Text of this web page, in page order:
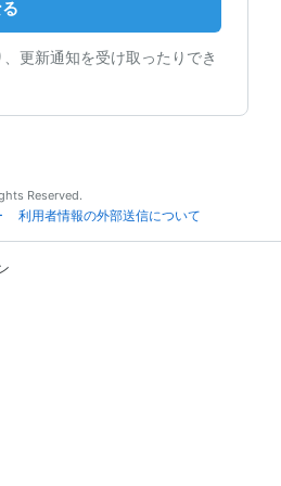
更新通知を受け取ったりでき
Reserved.
利用者情報の外部送信について